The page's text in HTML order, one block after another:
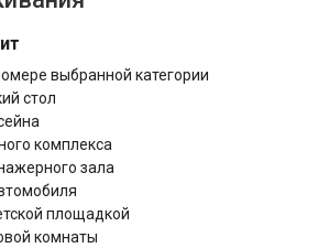
выбранной категории
стол
комплекса
зала
площадкой
комнаты